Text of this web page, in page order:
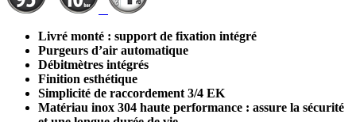
Livré monté : support de fixation intégré
Purgeurs d’air automatique
Débitmètres intégrés
Finition esthétique
Simplicité de raccordement 3/4 EK
Matériau inox 304 haute performance : assure la sécurité